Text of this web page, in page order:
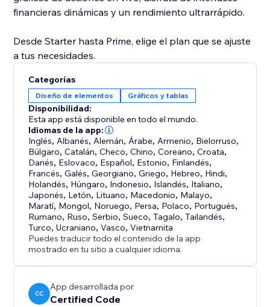
financieras dinámicas y un rendimiento ultrarrápido.
Desde Starter hasta Prime, elige el plan que se ajuste
a tus necesidades.
Categorías
Diseño de elementos Gráficos y tablas
Disponibilidad:
Esta app está disponible en todo el mundo.
Idiomas de la app:
Inglés, Albanés, Alemán, Árabe, Armenio, Bielorruso,
Búlgaro,Catalán,Checo,Chino,Coreano,Croata,
Danés, Eslovaco, Español, Estonio, Finlandés,
Francés,Galés,Georgiano,Griego, Hebreo, Hindi,
Holandés, Húngaro, Indonesio, Islandés, Italiano,
Japonés, Letón, Lituano, Macedonio, Malayo,
Maratí, Mongol, Noruego, Persa, Polaco, Portugués,
Rumano, Ruso,Serbio,Sueco,Tagalo,Tailandés,
Turco,Ucraniano,Vasco,Vietnamita
Puedes traducir todo el contenido de la app
mostrado en tu sitio a cualquier idioma.
CC
App desarrollada por
Certified Code